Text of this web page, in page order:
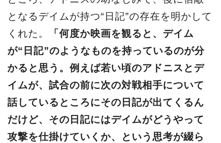
となるデイムが持つ“⽇記”の存在を明かして
くれた。
「何度か映画を観ると、デイム
が“⽇記”のようなものを持っているのが分
かると思う。例えば若い頃のアドニスとデ
イムが、試合の前に次の対戦相⼿について
話しているところにその⽇記が出てくるん
だけど、その⽇記にはデイムがどうやって
攻撃を仕掛けていくか、という思考が綴ら